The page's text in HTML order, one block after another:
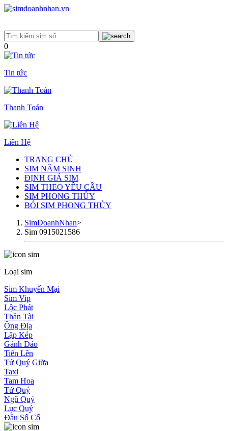
0
Tin tức
Thanh Toán
Liên Hệ
TRANG CHỦ
SIM NĂM SINH
ĐỊNH GIÁ SIM
SIM THEO YÊU CẦU
SIM PHONG THỦY
BÓI SIM PHONG THỦY
SimDoanhNhan>
Sim 0915021586
Loại sim
Sim Khuyến Mại
Sim Vip
Lộc Phát
Thần Tài
Ông Địa
Lặp Kép
Gánh Đảo
Tiến Lên
Tứ Quý Giữa
Taxi
Tam Hoa
Tứ Quý
Ngũ Quý
Lục Quý
Đầu Số Cổ